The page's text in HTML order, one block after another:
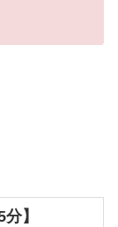
】